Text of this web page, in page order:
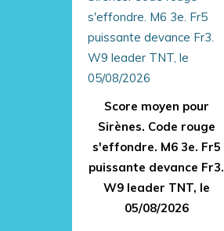
Score moyen pour
Sirènes. Code rouge
s'effondre. M6 3e. Fr5
puissante devance Fr3.
W9 leader TNT, le
05/08/2026